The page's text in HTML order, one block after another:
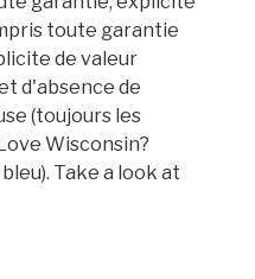
toute garantie
de valeur
d'absence de
(toujours les
Wisconsin?
Take a look at